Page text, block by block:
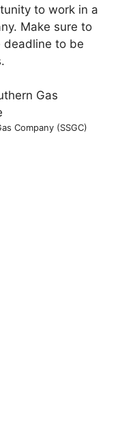
to work in a
Make sure to
deadline to be
Company (SSGC)